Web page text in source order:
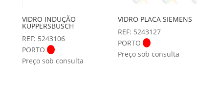
VIDRO INDUÇÃO
KUPPERSBUSCH
REF: 5243106
PORTO
Preço sob consulta
VIDRO PLACA SIEMENS
REF: 5243127
PORTO
Preço sob consulta